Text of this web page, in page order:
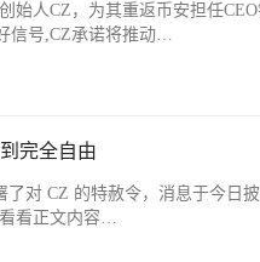
始人CZ，为其重返币安担任
信号,CZ承诺将推动…
完全自由
对 CZ 的特赦令，消息于今日
看正文内容…